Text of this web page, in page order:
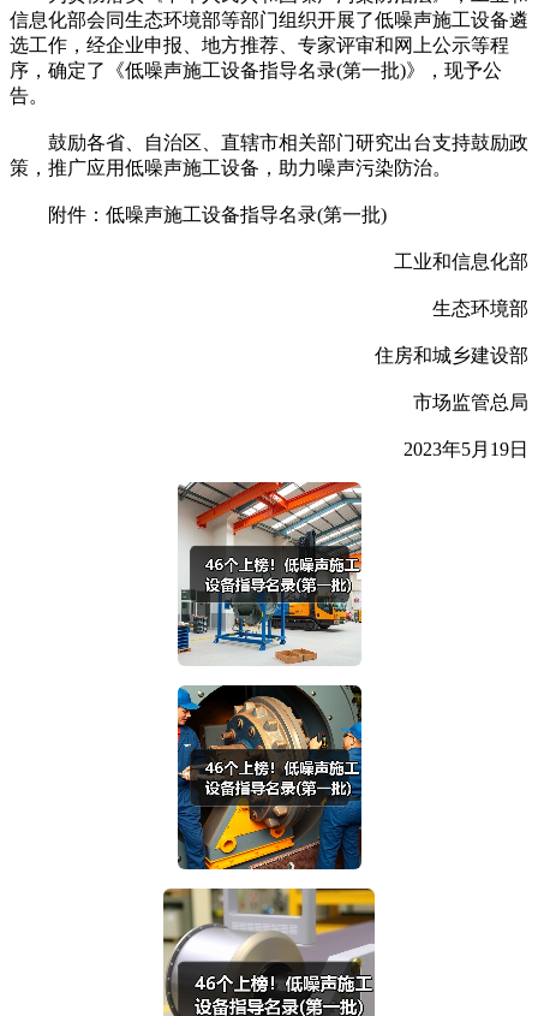
信息化部会同生态环境部等部门组织开展了低噪声施工设备遴
选工作，经企业申报、地方推荐、专家评审和网上公示等程
序，确定了《低噪声施工设备指导名录(第一批)》，现予公
告。
鼓励各省、自治区、直辖市相关部门研究出台支持鼓励政
策，推广应用低噪声施工设备，助力噪声污染防治。
附件：低噪声施工设备指导名录(第一批)
工业和信息化部
生态环境部
住房和城乡建设部
市场监管总局
2023年5月19日